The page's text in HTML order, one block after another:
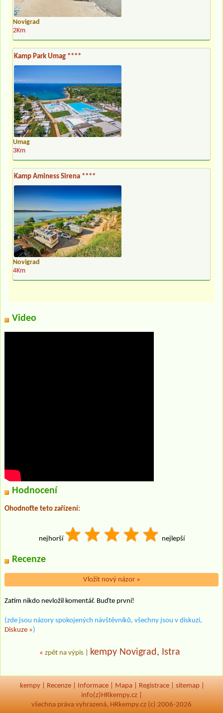
Novigrad
2Km
Kamp Park Umag ****
Umag
3Km
Kamp Aminess Sirena ****
Novigrad
4Km
Video
Hodnocení
Ohodnoťte teto zařízení:
nejhorší nejlepší
Recenze
Vložit nový názor »
Zatím nikdo nevložil komentář. Buďte první!
(zde jsou názory spokojených návštěvníků, všechny jsou v diskuzi,
Diskuze »)
« zpět na výpis kempy Novigrad, Istra
kempy Recenze Informace Mapa Registrace sitemap
info(z)HRkempy.cz |
všechna práva vyhrazená, HRkempy.cz (c) 2006-2026